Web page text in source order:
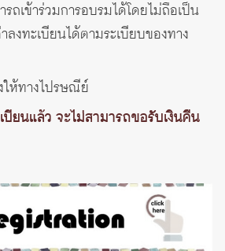
ถเข้าร่วมการอบรมได้โดยไม่ถือเป็น
งทะเบียนได้ตามระเบียบของทาง
ให้ทางไปรษณีย์
บียนแล้ว จะไม่สามารถขอรับเงินคืน